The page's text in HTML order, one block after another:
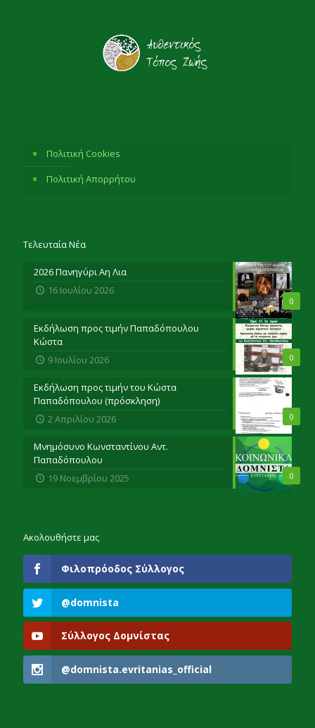
Πολιτική Cookies
Πολιτική Απορρήτου
Τελευταία Νέα
0
2026 Πανηγύρι Αη Λια
16 Ιουλίου 2026
0
Εκδήλωση προς τιμήν Παπαδόπουλου
Κώστα
9 Ιουλίου 2026
0
Εκδήλωση προς τιμήν του Κώστα
Παπαδόπουλου (πρόσκληση)
2 Απριλίου 2026
0
Μνημόσυνο Κωνσταντίνου Αντ.
Παπαδόπουλου
19 Νοεμβρίου 2025
Ακολουθήστε μας
Φιλοπρόοδος Σύλλογος
@domnista
Σύλλογος Δομνίστας
@domnista.evritanias_official